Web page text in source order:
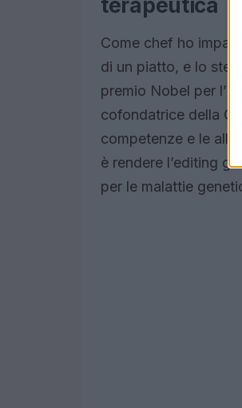
terapeutica
Come chef ho
di un piatto, e lo
premio Nobel per
cofondatrice della
competenze e le
è rendere l’editing
per le malattie